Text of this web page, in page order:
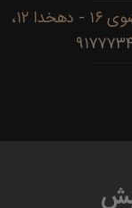
آدرس: مشهد، بلوار پیروزی، پیروزی ۱۵، رضوی ۱۶ - دهخدا ۱۲،